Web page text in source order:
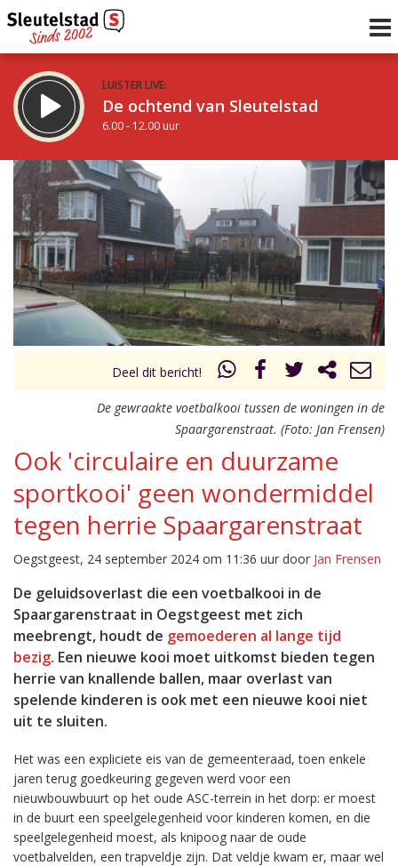
LUISTER LIVE:
De ochtend van Sleutelstad
6.00 - 12.00 uur
STRAKS:
De middag van Sleutelstad
12.00 - 18.00 uur
Vorig uur
uur 1 van 0
Inklappen
Deel dit bericht!
De gewraakte voetbalkooi tussen de woningen in de
Spaargarenstraat. (Foto: Jan Frensen)
Ook 'circulaire en duurzame
sportkooi' geen wondermiddel
tegen herrie Spaargarenstraat
Oegstgeest, 24 september 2024 om 11:36 uur door Jan Frensen
De geluidsoverlast die een voetbalkooi in de
Spaargarenstraat in Oegstgeest met zich
meebrengt, houdt de gemoederen al lange tijd
bezig. Een nieuwe kooi moet uitkomst bieden tegen
herrie van knallende ballen, maar overlast van
spelende kinderen is ook met een nieuwe kooi niet
uit te sluiten.
Het was een expliciete eis van de gemeenteraad, toen enkele
jaren terug goedkeuring gegeven werd voor een
nieuwbouwbuurt op het oude ASC-terrein in het dorp: er moest
in de buurt een speelgelegenheid voor kinderen komen, en die
speelgelegenheid moest, als knipoog naar de oude
voetbalvelden, een trapveldje zijn. Dat veldje kwam er, maar wel